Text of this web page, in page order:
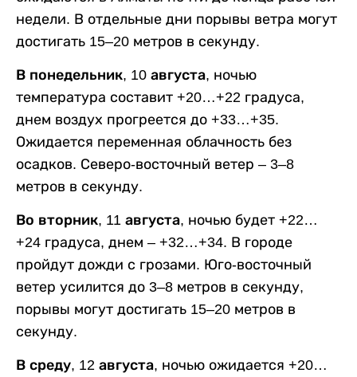
недели. В отдельные дни порывы ветра могут
достигать 15–20 метров в секунду.
В понедельник, 10 августа, ночью
температура составит +20…+22 градуса,
днем воздух прогреется до +33…+35.
Ожидается переменная облачность без
осадков. Северо-восточный ветер – 3–8
метров в секунду.
Во вторник, 11 августа, ночью будет +22…
+24 градуса, днем – +32…+34. В городе
пройдут дожди с грозами. Юго-восточный
ветер усилится до 3–8 метров в секунду,
порывы могут достигать 15–20 метров в
секунду.
В среду, 12 августа, ночью ожидается +20…